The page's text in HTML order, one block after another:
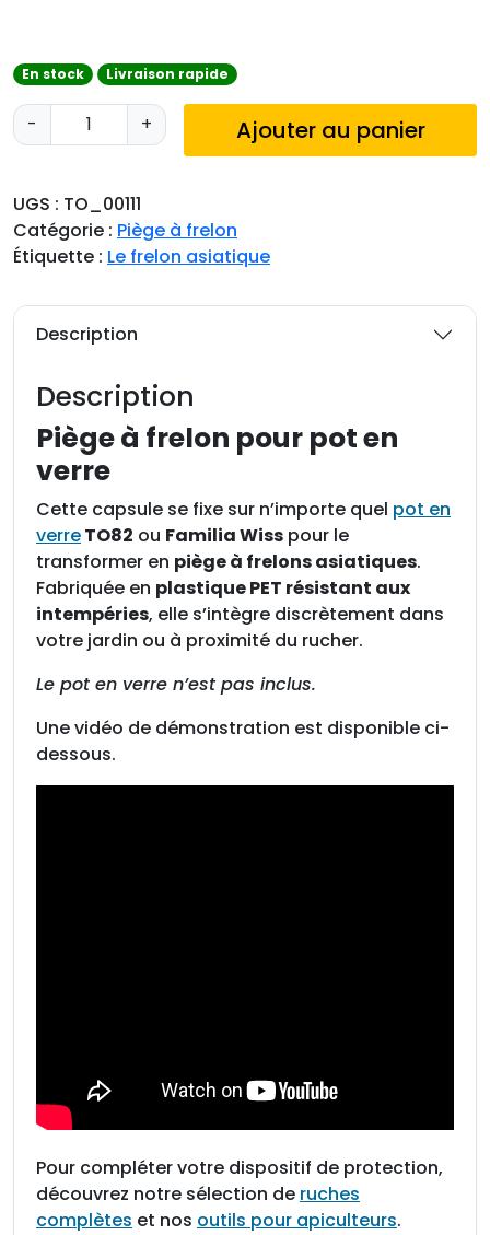
En stock Livraison rapide
-
q
u
n
t
i
+ Ajouter au panier
UGS : TO_00111
Catégorie : Piège à frelon
Étiquette : Le frelon asiatique
Description
Description
Piège à frelon pour pot en
verre
Cette capsule se fixe sur n’importe quel pot en
verreTO82 ou Familia Wiss pour le
transformer en piège à frelons asiatiques.
Fabriquée en plastique PET résistant aux
intempéries, elle s’intègre discrètement dans
votre jardin ou à proximité du rucher.
Le pot en verre n’est pas inclus.
Une vidéo de démonstration est disponible ci-
dessous.
Pour compléter votre dispositif de protection,
découvrez notre sélection de ruches
complètes et nos outils pour apiculteurs.